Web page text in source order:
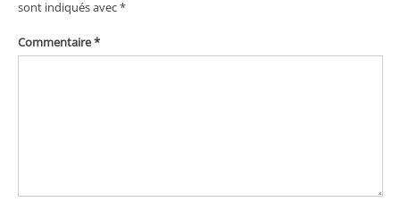
sont indiqués avec*
Commentaire*